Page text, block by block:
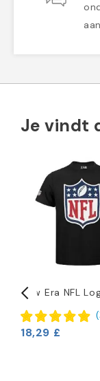
Je vindt
New Era NFL
(
18,29 £